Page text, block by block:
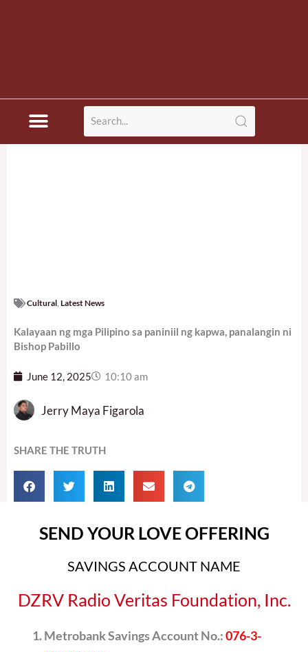
Cultural Latest News
Kalayaan ng mga Pilipino sa paniniil ng kapwa, panalangin ni
Bishop Pabillo
June 12, 2025 10:10 am
Jerry Maya Figarola
SHARE THE TRUTH
SEND YOUR LOVE OFFERING
SAVINGS ACCOUNT NAME
DZRV Radio Veritas Foundation, Inc.
Metrobank Savings Account No.:076-3-